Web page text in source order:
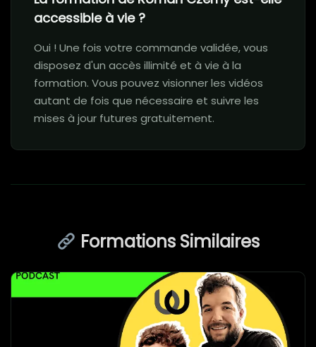
accessible à vie ?
Oui ! Une fois votre commande validée, vous
disposez d'un accès illimité et à vie à la
formation. Vous pouvez visionner les vidéos
autant de fois que nécessaire et suivre les
mises à jour futures gratuitement.
Formations Similaires